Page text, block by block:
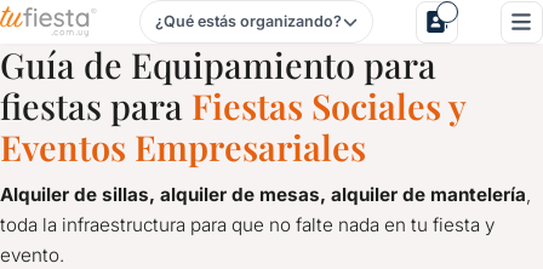
Equipamiento para fiestas para Fiestas y Eventos en Cerro
¿Qué estás organizando?
Guía de Equipamiento para
fiestas para Fiestas Sociales y
Eventos Empresariales
Alquiler de sillas, alquiler de mesas, alquiler de mantelería
toda la infraestructura para que no falte nada en tu fiesta y
evento.